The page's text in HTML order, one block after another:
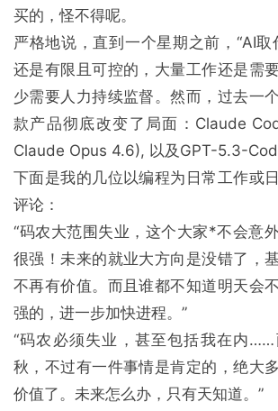
买的，怪不得呢。
严格地说，直到一个星期之前，“AI取
还是有限且可控的，大量工作还是需
少需要人力持续监督。然而，过去一
款产品彻底改变了局面：Claude
Claude Opus 4.6), 以及GPT-5.3-
下面是我的几位以编程为日常工作或
评论：
“码农大范围失业，这个大家*不会意
很强！未来的就业大方向是没错了，
不再有价值。而且谁都不知道明天会
强的，进一步加快进程。”
“码农必须失业，甚至包括我在内
秋，不过有一件事情是肯定的，绝大
价值了。未来怎么办，只有天知道。”